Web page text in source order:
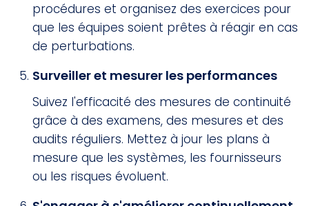
procédures et organisez des exercices pour
que les équipes soient prêtes à réagir en cas
de perturbations.
Surveiller et mesurer les performances
Suivez l'efficacité des mesures de continuité
grâce à des examens, des mesures et des
audits réguliers. Mettez à jour les plans à
mesure que les systèmes, les fournisseurs
ou les risques évoluent.